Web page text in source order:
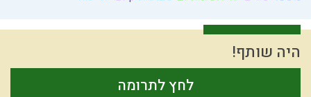
היה שותף!
לחץ לתרומה